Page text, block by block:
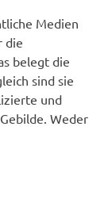
Medien
die
belegt die
sind sie
und
Weder